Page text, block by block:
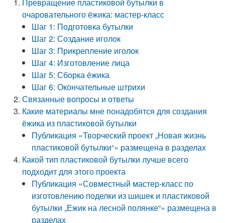
очаровательного ёжика: мастер-класс
Шаг 1: Подготовка бутылки
Шаг 2: Создание иголок
Шаг 3: Прикрепление иголок
Шаг 4: Изготовление лица
Шаг 5: Сборка ёжика
Шаг 6: Окончательные штрихи
Связанные вопросы и ответы
Какие материалы мне понадобятся для создания
ёжика из пластиковой бутылки
Публикация «Творческий проект „Новая жизнь
пластиковой бутылки“» размещена в разделах
Какой тип пластиковой бутылки лучше всего
подходит для этого проекта
Публикация «Совместный мастер-класс по
изготовлению поделки из шишек и пластиковой
бутылки „Ежик на лесной полянке“» размещена в
разделах